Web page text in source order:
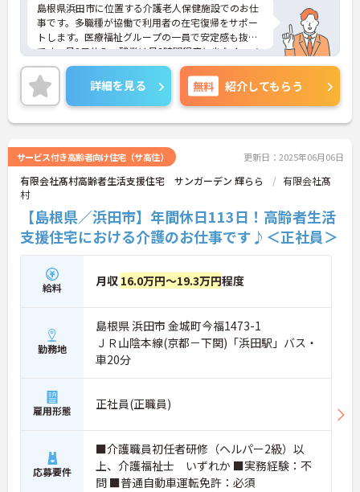
島根県浜田市に位置する介護老人保健施設でのお仕
事です。多職種が協働で利用者の在宅復帰をサポー
トします。医療福祉グループの一員で安定感も抜群
です。月9日休み、残業は月2時間程度と少なく、メ
リハリのある勤務が叶います。ご興味のある方に
は、面接対策ポイントなど、さらに詳細をお話しい
たしますのでお気軽にご相談ください！
詳細を見る 無料 紹介してもらう
サービス付き高齢者向け住宅（サ高住） 更新日：2025年06月06日
有限会社髙村高齢者生活支援住宅 サンガーデン 輝らら
有限会社髙
村
【島根県／浜田市】年間休日113日！高齢者生活
支援住宅における介護のお仕事です♪＜正社員＞
給料 月収 16.0万円～19.3万円程度
勤務地
島根県 浜田市 金城町今福1473-1
ＪＲ山陰本線(京都－下関)「浜田駅」バス・
車20分
雇用形態 正社員(正職員)
応募要件
■介護職員初任者研修（ヘルパー2級）以
上、介護福祉士 いずれか ■実務経験：不
問 ■普通自動車運転免許：必須